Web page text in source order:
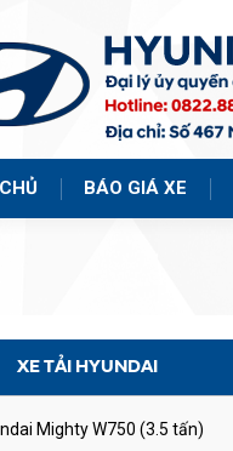
BÁO GIÁ XE
XE TẢI HYUNDAI
Mighty W750 (3.5 tấn)